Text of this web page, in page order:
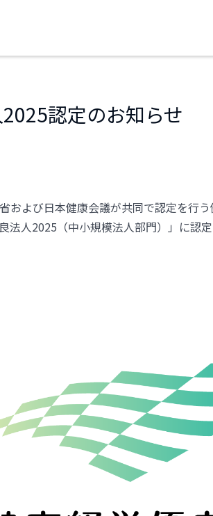
認定のお知らせ
および日本健康会議が共同で認定を行
法人2025（中小規模法人部門）」に認